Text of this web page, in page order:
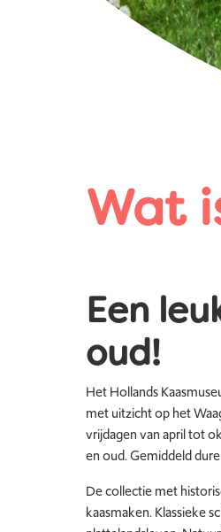
Wat
Een
oud!
Het Hollands
met uitzicht op het
vrijdagen van april tot
en oud.Gemiddeld
De collectie met
kaasmaken. Klassieke